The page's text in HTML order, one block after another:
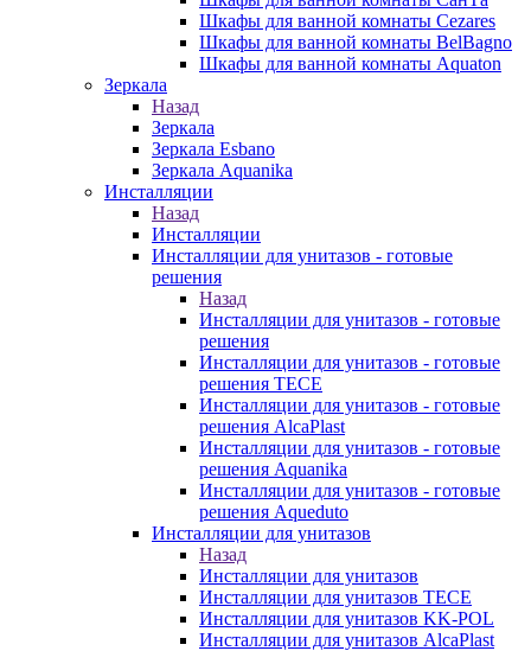
Шкафы для ванной комнаты Cezares
Шкафы для ванной комнаты BelBagno
Шкафы для ванной комнаты Aquaton
Зеркала
Назад
Зеркала
Зеркала Esbano
Зеркала Aquanika
Инсталляции
Назад
Инсталляции
Инсталляции для унитазов - готовые
решения
Назад
Инсталляции для унитазов - готовые
решения
Инсталляции для унитазов - готовые
решения TECE
Инсталляции для унитазов - готовые
решения AlcaPlast
Инсталляции для унитазов - готовые
решения Aquanika
Инсталляции для унитазов - готовые
решения Aqueduto
Инсталляции для унитазов
Назад
Инсталляции для унитазов
Инсталляции для унитазов TECE
Инсталляции для унитазов KK-POL
Инсталляции для унитазов AlcaPlast